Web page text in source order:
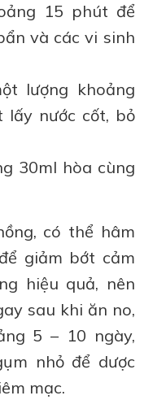
15 phút để
và các vi sinh
lượng khoảng
lấy nước cốt, bỏ
30ml hòa cùng
có thể hâm
giảm bớt cảm
hiệu quả, nên
sau khi ăn no,
5 – 10 ngày,
nhỏ để dược
mạc.